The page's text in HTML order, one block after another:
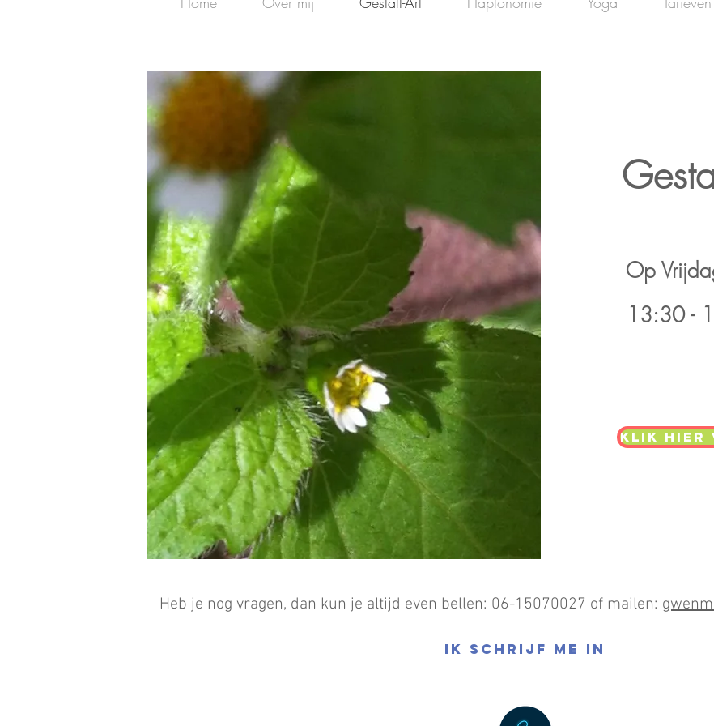
Op
13:30 -
klik hier
Heb je nog vragen, dan kun je altijd even bellen: 06-15070027 of mailen:
Ik schrijf me in